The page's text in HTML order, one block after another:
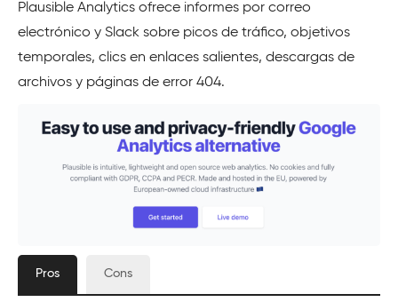
Plausible Analytics ofrece informes por correo
electrónico y Slack sobre picos de tráfico, objetivos
temporales, clics en enlaces salientes, descargas de
archivos y páginas de error 404.
Pros Cons